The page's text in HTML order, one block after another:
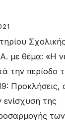
με θέμα: «Η
την περίοδο
Προκλήσεις,
ενίσχυση της